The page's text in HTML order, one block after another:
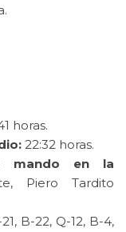
horas.
22:32 horas.
mando en la
Piero Tardito
B-22, Q-12, B-4,